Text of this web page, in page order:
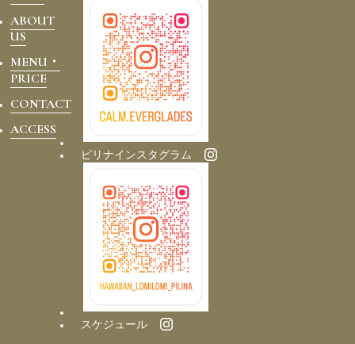
ABOUT
US
MENU・
PRICE
CONTACT
ACCESS
ピリナインスタグラム
スケジュール